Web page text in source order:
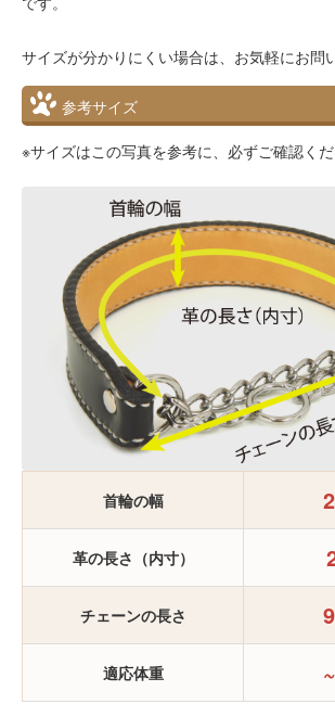
サイズが分かりにくい場合は、お気軽にお問
参考サイズ
※サイズはこの写真を参考に、必ずご確認くだ
首輪の幅
革の長さ（内寸）
チェーンの長さ
適応体重